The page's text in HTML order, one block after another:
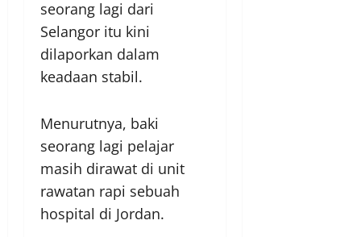
seorang lagi dari
Selangor itu kini
dilaporkan dalam
keadaan stabil.
Menurutnya, baki
seorang lagi pelajar
masih dirawat di unit
rawatan rapi sebuah
hospital di Jordan.